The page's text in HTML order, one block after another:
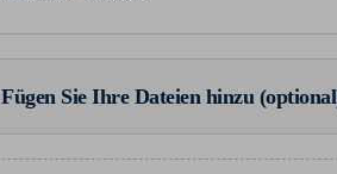
Fügen Sie Ihre Dateien hinzu